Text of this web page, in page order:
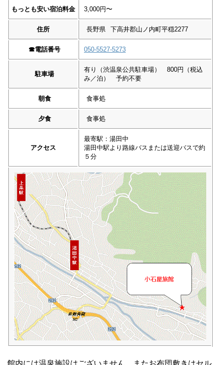
もっとも安い宿泊料金 3,000円〜
住所 長野県 下高井郡山ノ内町平穏2277
☎︎電話番号 050-5527-5273
駐車場
有り（渋温泉公共駐車場） 800円（税込
み／泊） 予約不要
朝食 食事処
夕食 食事処
アクセス
最寄駅：湯田中
湯田中駅より路線バスまたは送迎バスで約
５分
館内には温泉施設はございません。またお布団敷きはセル